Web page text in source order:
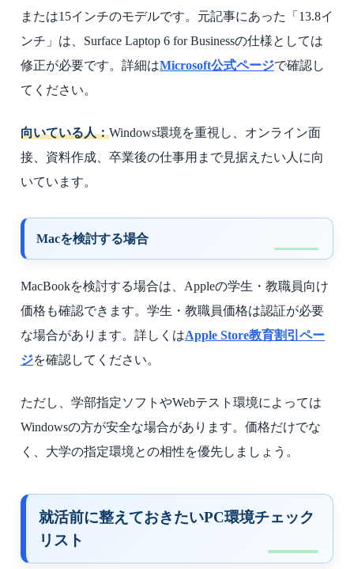
または15インチのモデルです。元記事にあった「13.8イ
ンチ」は、Surface Laptop 6 for Businessの仕様としては
修正が必要です。詳細はMicrosoft公式ページで確認し
てください。
向いている人：Windows環境を重視し、オンライン面
接、資料作成、卒業後の仕事用まで見据えたい人に向
いています。
Macを検討する場合
MacBookを検討する場合は、Appleの学生・教職員向け
価格も確認できます。学生・教職員価格は認証が必要
な場合があります。詳しくはApple Store教育割引ペー
ジを確認してください。
ただし、学部指定ソフトやWebテスト環境によっては
Windowsの方が安全な場合があります。価格だけでな
く、大学の指定環境との相性を優先しましょう。
就活前に整えておきたいPC環境チェック
リスト